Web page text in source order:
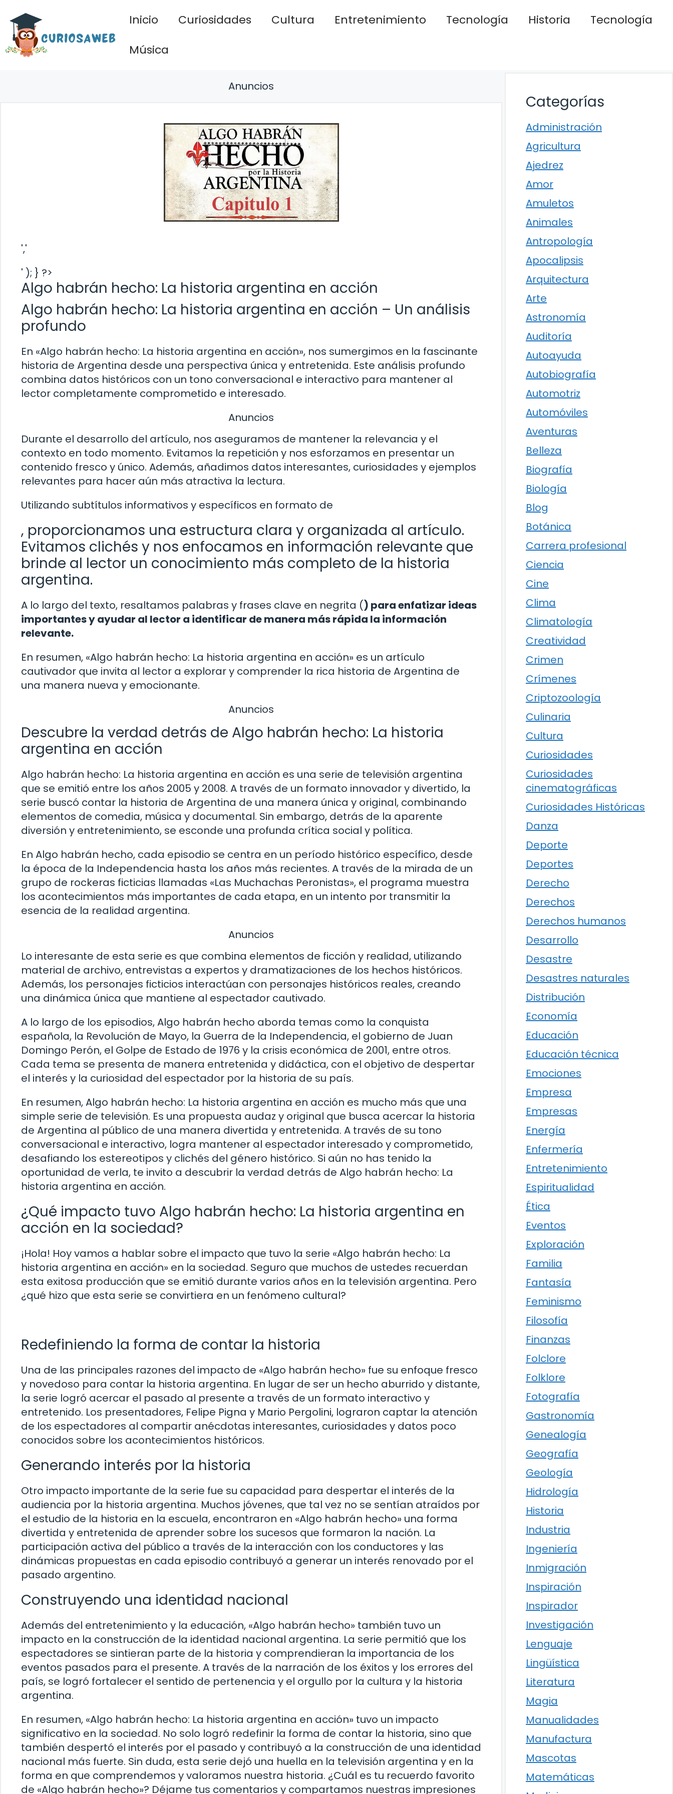
contenido
Inicio Curiosidades Cultura Entretenimiento Tecnología Historia
Tecnología
Música
Anuncios
','
' ); } ?>
Algo habrán hecho: La historia argentina en acción
Algo habrán hecho: La historia argentina en acción – Un análisis
profundo
En «Algo habrán hecho: La historia argentina en acción», nos sumergimos en la fascinante
historia de Argentina desde una perspectiva única y entretenida. Este análisis profundo
combina datos históricos con un tono conversacional e interactivo para mantener al
lector completamente comprometido e interesado.
Anuncios
Durante el desarrollo del artículo, nos aseguramos de mantener la relevancia y el
contexto en todo momento. Evitamos la repetición y nos esforzamos en presentar un
contenido fresco y único. Además, añadimos datos interesantes, curiosidades y ejemplos
relevantes para hacer aún más atractiva la lectura.
Utilizando subtítulos informativos y específicos en formato de
, proporcionamos una estructura clara y organizada al artículo.
Evitamos clichés y nos enfocamos en información relevante que
brinde al lector un conocimiento más completo de la historia
argentina.
A lo largo del texto, resaltamos palabras y frases clave en negrita () para enfatizar ideas
importantes y ayudar al lector a identificar de manera más rápida la información
relevante.
En resumen, «Algo habrán hecho: La historia argentina en acción» es un artículo
cautivador que invita al lector a explorar y comprender la rica historia de Argentina de
una manera nueva y emocionante.
Anuncios
Descubre la verdad detrás de Algo habrán hecho: La historia
argentina en acción
Algo habrán hecho: La historia argentina en acción es una serie de televisión argentina
que se emitió entre los años 2005 y 2008. A través de un formato innovador y divertido, la
serie buscó contar la historia de Argentina de una manera única y original, combinando
elementos de comedia, música y documental. Sin embargo, detrás de la aparente
diversión y entretenimiento, se esconde una profunda crítica social y política.
En Algo habrán hecho, cada episodio se centra en un período histórico específico, desde
la época de la Independencia hasta los años más recientes. A través de la mirada de un
grupo de rockeras ficticias llamadas «Las Muchachas Peronistas», el programa muestra
los acontecimientos más importantes de cada etapa, en un intento por transmitir la
esencia de la realidad argentina.
Anuncios
Lo interesante de esta serie es que combina elementos de ficción y realidad, utilizando
material de archivo, entrevistas a expertos y dramatizaciones de los hechos históricos.
Además, los personajes ficticios interactúan con personajes históricos reales, creando
una dinámica única que mantiene al espectador cautivado.
A lo largo de los episodios, Algo habrán hecho aborda temas como la conquista
española, la Revolución de Mayo, la Guerra de la Independencia, el gobierno de Juan
Domingo Perón, el Golpe de Estado de 1976 y la crisis económica de 2001, entre otros.
Cada tema se presenta de manera entretenida y didáctica, con el objetivo de despertar
el interés y la curiosidad del espectador por la historia de su país.
En resumen, Algo habrán hecho: La historia argentina en acción es mucho más que una
simple serie de televisión. Es una propuesta audaz y original que busca acercar la historia
de Argentina al público de una manera divertida y entretenida. A través de su tono
conversacional e interactivo, logra mantener al espectador interesado y comprometido,
desafiando los estereotipos y clichés del género histórico. Si aún no has tenido la
oportunidad de verla, te invito a descubrir la verdad detrás de Algo habrán hecho: La
historia argentina en acción.
¿Qué impacto tuvo Algo habrán hecho: La historia argentina en
acción en la sociedad?
¡Hola! Hoy vamos a hablar sobre el impacto que tuvo la serie «Algo habrán hecho: La
historia argentina en acción» en la sociedad. Seguro que muchos de ustedes recuerdan
esta exitosa producción que se emitió durante varios años en la televisión argentina. Pero
¿qué hizo que esta serie se convirtiera en un fenómeno cultural?
Redefiniendo la forma de contar la historia
Una de las principales razones del impacto de «Algo habrán hecho» fue su enfoque fresco
y novedoso para contar la historia argentina. En lugar de ser un hecho aburrido y distante,
la serie logró acercar el pasado al presente a través de un formato interactivo y
entretenido. Los presentadores, Felipe Pigna y Mario Pergolini, lograron captar la atención
de los espectadores al compartir anécdotas interesantes, curiosidades y datos poco
conocidos sobre los acontecimientos históricos.
Generando interés por la historia
Otro impacto importante de la serie fue su capacidad para despertar el interés de la
audiencia por la historia argentina. Muchos jóvenes, que tal vez no se sentían atraídos por
el estudio de la historia en la escuela, encontraron en «Algo habrán hecho» una forma
divertida y entretenida de aprender sobre los sucesos que formaron la nación. La
participación activa del público a través de la interacción con los conductores y las
dinámicas propuestas en cada episodio contribuyó a generar un interés renovado por el
pasado argentino.
Construyendo una identidad nacional
Además del entretenimiento y la educación, «Algo habrán hecho» también tuvo un
impacto en la construcción de la identidad nacional argentina. La serie permitió que los
espectadores se sintieran parte de la historia y comprendieran la importancia de los
eventos pasados para el presente. A través de la narración de los éxitos y los errores del
país, se logró fortalecer el sentido de pertenencia y el orgullo por la cultura y la historia
argentina.
En resumen, «Algo habrán hecho: La historia argentina en acción» tuvo un impacto
significativo en la sociedad. No solo logró redefinir la forma de contar la historia, sino que
también despertó el interés por el pasado y contribuyó a la construcción de una identidad
nacional más fuerte. Sin duda, esta serie dejó una huella en la televisión argentina y en la
forma en que comprendemos y valoramos nuestra historia. ¿Cuál es tu recuerdo favorito
de «Algo habrán hecho»? Déjame tus comentarios y compartamos nuestras impresiones
Categorías
Administración
Agricultura
Ajedrez
Amor
Amuletos
Animales
Antropología
Apocalipsis
Arquitectura
Arte
Astronomía
Auditoría
Autoayuda
Autobiografía
Automotriz
Automóviles
Aventuras
Belleza
Biografía
Biología
Blog
Botánica
Carrera profesional
Ciencia
Cine
Clima
Climatología
Creatividad
Crimen
Crímenes
Criptozoología
Culinaria
Cultura
Curiosidades
Curiosidades
cinematográficas
Curiosidades Históricas
Danza
Deporte
Deportes
Derecho
Derechos
Derechos humanos
Desarrollo
Desastre
Desastres naturales
Distribución
Economía
Educación
Educación técnica
Emociones
Empresa
Empresas
Energía
Enfermería
Entretenimiento
Espiritualidad
Ética
Eventos
Exploración
Familia
Fantasía
Feminismo
Filosofía
Finanzas
Folclore
Folklore
Fotografía
Gastronomía
Genealogía
Geografía
Geología
Hidrología
Historia
Industria
Ingeniería
Inmigración
Inspiración
Inspirador
Investigación
Lenguaje
Lingüística
Literatura
Magia
Manualidades
Manufactura
Mascotas
Matemáticas